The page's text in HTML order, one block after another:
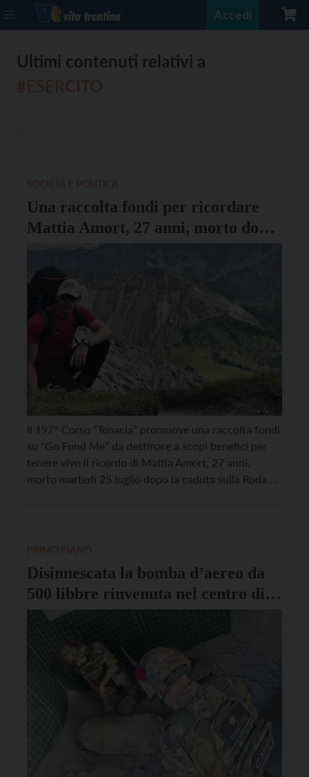
Accedi
Ultimi contenuti relativi a
Una raccolta fondi per ricordare
Mattia Amort, 27 anni, morto dopo
la caduta dalla Roda di Vael
Il 197° Corso “Tenacia” promuove una raccolta fondi
su “Go Fund Me” da destinare a scopi benefici per
tenere vivo il ricordo di Mattia Amort, 27 anni,
morto martedì 25 luglio dopo la caduta sulla Roda di
Disinnescata la bomba d’aereo da
500 libbre rinvenuta nel centro di
Bolzano